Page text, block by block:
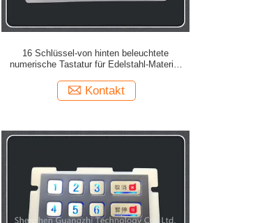
16 Schlüssel-von hinten beleuchtete
numerische Tastatur für Edelstahl-Material
Kontakt